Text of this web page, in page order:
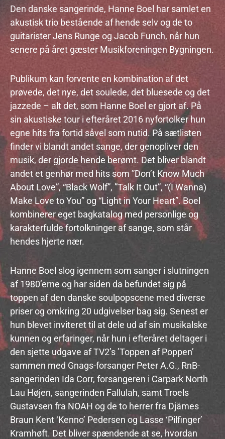
Den danske sangerinde, Hanne Boel har samlet en
akustisk trio bestående af hende selv og de to
guitarister Jens Runge og Jacob Funch, når hun
senere på året gæster Musikforeningen Bygningen.
Publikum kan forvente en kombination af det
prøvede, det nye, det soulede, det bluesede og det
jazzede – alt det, som Hanne Boel er gjort af. På
sin akustiske tour i efteråret 2016 nyfortolker hun
egne hits fra fortid såvel som nutid. På sætlisten
finder vi blandt andet sange, der genopliver den
musik, der gjorde hende berømt. Det bliver blandt
andet et genhør med hits som ”Don’t Know Much
About Love”, “Black Wolf”, ”Talk It Out”, “(I Wanna)
Make Love to You” og “Light in Your Heart”. Boel
kombinerer eget bagkatalog med personlige og
karakterfulde fortolkninger af sange, som står
hendes hjerte nær.
Hanne Boel slog igennem som sanger i slutningen
af 1980’erne og har siden da befundet sig på
toppen af den danske soulpopscene med diverse
priser og omkring 20 udgivelser bag sig. Senest er
hun blevet inviteret til at dele ud af sin musikalske
kunnen og erfaringer, når hun i efteråret deltager i
den sjette udgave af TV2’s ’Toppen af Poppen’
sammen med Gnags-forsanger Peter A.G., RnB-
sangerinden Ida Corr, forsangeren i Carpark North
Lau Højen, sangerinden Fallulah, samt Troels
Gustavsen fra NOAH og de to herrer fra Djämes
Braun Kent ‘Kenno’ Pedersen og Lasse ‘Pilfinger’
Kramhøft. Det bliver spændende at se, hvordan